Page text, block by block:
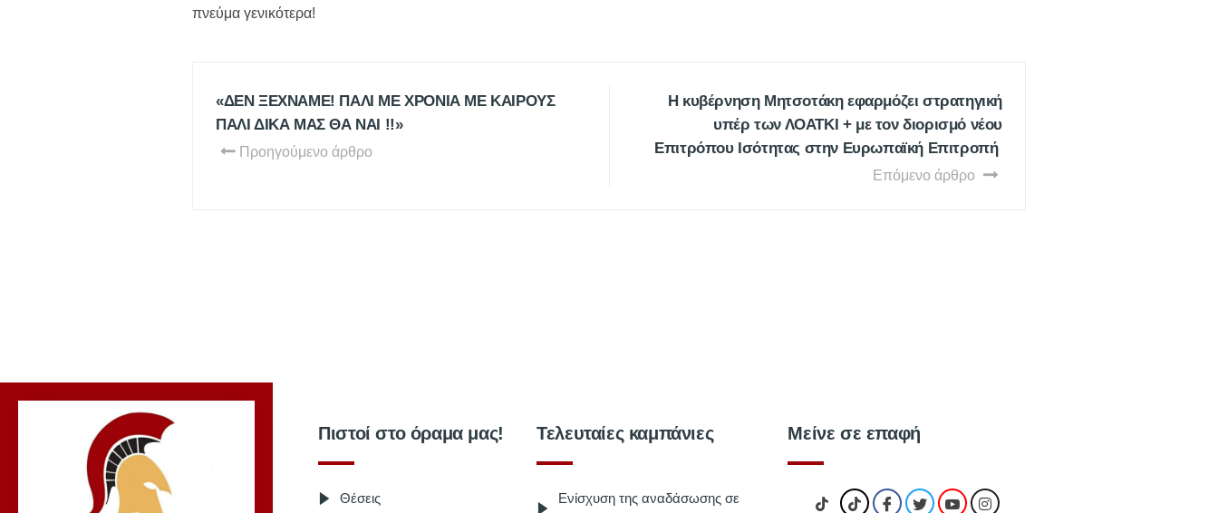
πνεύμα γενικότερα!
«ΔΕΝ ΞΕΧΝΑΜΕ! ΠΑΛΙ ΜΕ ΧΡΟΝΙΑ ΜΕ ΚΑΙΡΟΥΣ
ΠΑΛΙ ΔΙΚΑ ΜΑΣ ΘΑ ΝΑΙ !!»
Προηγούμενο άρθρο
Η κυβέρνηση Μητσοτάκη εφαρμόζει στρατηγική
υπέρ των ΛΟΑΤΚΙ + με τον διορισμό νέου
Επιτρόπου Ισότητας στην Ευρωπαϊκή Επιτροπή
Επόμενο άρθρο
Πιστοί στο όραμα μας!
Θέσεις
Τελευταίες καμπάνιες
Ενίσχυση της αναδάσωσης σε
Μείνε σε επαφή